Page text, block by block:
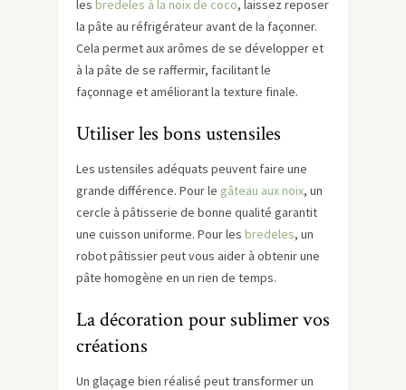
les bredeles à la noix de coco, laissez reposer
la pâte au réfrigérateur avant de la façonner.
Cela permet aux arômes de se développer et
à la pâte de se raffermir, facilitant le
façonnage et améliorant la texture finale.
Utiliser les bons ustensiles
Les ustensiles adéquats peuvent faire une
grande différence. Pour le gâteau aux noix, un
cercle à pâtisserie de bonne qualité garantit
une cuisson uniforme. Pour les bredeles, un
robot pâtissier peut vous aider à obtenir une
pâte homogène en un rien de temps.
La décoration pour sublimer vos
créations
Un glaçage bien réalisé peut transformer un